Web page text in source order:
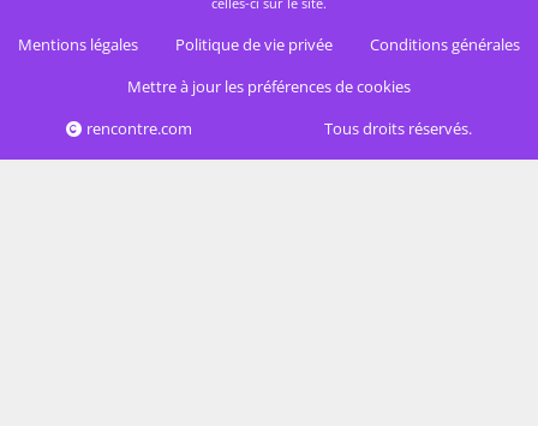
Mentions légales Politique de vie privée
Conditions générales
Mettre à jour les préférences de cookies
rencontre.com
Tous droits réservés.